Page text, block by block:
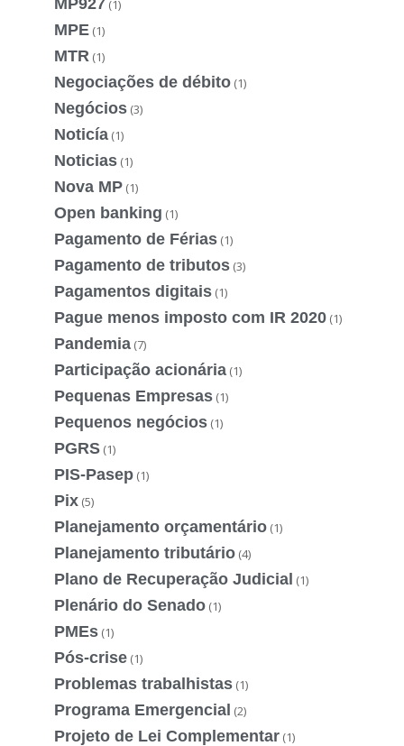
(1)
MPE (1)
MTR (1)
Negociações de débito (1)
Negócios (3)
Noticía (1)
Noticias (1)
Nova MP (1)
Open banking (1)
Pagamento de Férias (1)
Pagamento de tributos (3)
Pagamentos digitais (1)
Pague menos imposto com IR 2020 (1)
Pandemia (7)
Participação acionária (1)
Pequenas Empresas (1)
Pequenos negócios (1)
PGRS (1)
PIS-Pasep (1)
Pix (5)
Planejamento orçamentário (1)
Planejamento tributário (4)
Plano de Recuperação Judicial (1)
Plenário do Senado (1)
PMEs (1)
Pós-crise (1)
Problemas trabalhistas (1)
Programa Emergencial (2)
Projeto de Lei Complementar (1)